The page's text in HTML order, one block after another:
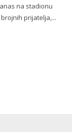
na stadionu
prijatelja,...